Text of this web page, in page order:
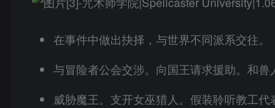
在事件中做出抉择，与世界不同派系交往。
与冒险者公会交涉。向国王请求援助。和兽
威胁魔王。支开女巫猎人。假装聆听教工代